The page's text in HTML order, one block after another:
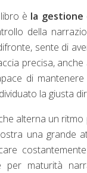
è la gestione
della
sente di
precisa,
di
la giusta
alterna un
una grande
per maturità